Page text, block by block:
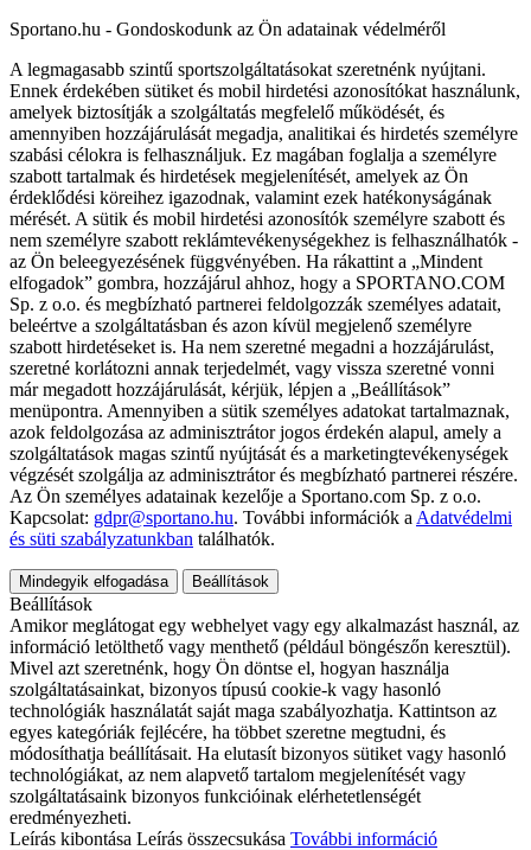
Sportano.hu - Gondoskodunk az Ön adatainak védelméről
A legmagasabb szintű sportszolgáltatásokat szeretnénk nyújtani.
Ennek érdekében sütiket és mobil hirdetési azonosítókat használunk,
amelyek biztosítják a szolgáltatás megfelelő működését, és
amennyiben hozzájárulását megadja, analitikai és hirdetés személyre
szabási célokra is felhasználjuk. Ez magában foglalja a személyre
szabott tartalmak és hirdetések megjelenítését, amelyek az Ön
érdeklődési köreihez igazodnak, valamint ezek hatékonyságának
mérését. A sütik és mobil hirdetési azonosítók személyre szabott és
nem személyre szabott reklámtevékenységekhez is felhasználhatók -
az Ön beleegyezésének függvényében. Ha rákattint a „Mindent
elfogadok” gombra, hozzájárul ahhoz, hogy a SPORTANO.COM
Sp. z o.o. és megbízható partnerei feldolgozzák személyes adatait,
beleértve a szolgáltatásban és azon kívül megjelenő személyre
szabott hirdetéseket is. Ha nem szeretné megadni a hozzájárulást,
szeretné korlátozni annak terjedelmét, vagy vissza szeretné vonni
már megadott hozzájárulását, kérjük, lépjen a „Beállítások”
menüpontra. Amennyiben a sütik személyes adatokat tartalmaznak,
azok feldolgozása az adminisztrátor jogos érdekén alapul, amely a
szolgáltatások magas szintű nyújtását és a marketingtevékenységek
végzését szolgálja az adminisztrátor és megbízható partnerei részére.
Az Ön személyes adatainak kezelője a Sportano.com Sp. z o.o.
Kapcsolat: gdpr@sportano.hu. További információk a Adatvédelmi
és süti szabályzatunkban találhatók.
Mindegyik elfogadása Beállítások
Beállítások
Amikor meglátogat egy webhelyet vagy egy alkalmazást használ, az
információ letölthető vagy menthető (például böngészőn keresztül).
Mivel azt szeretnénk, hogy Ön döntse el, hogyan használja
szolgáltatásainkat, bizonyos típusú cookie-k vagy hasonló
technológiák használatát saját maga szabályozhatja. Kattintson az
egyes kategóriák fejlécére, ha többet szeretne megtudni, és
módosíthatja beállításait. Ha elutasít bizonyos sütiket vagy hasonló
technológiákat, az nem alapvető tartalom megjelenítését vagy
szolgáltatásaink bizonyos funkcióinak elérhetetlenségét
eredményezheti.
Leírás kibontása Leírás összecsukása További információ